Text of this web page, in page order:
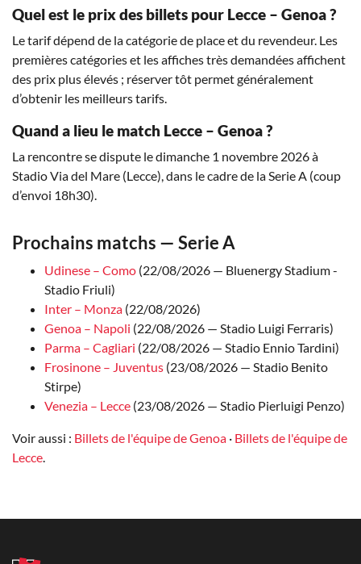
Quel est le prix des billets pour Lecce – Genoa ?
Le tarif dépend de la catégorie de place et du revendeur. Les
premières catégories et les affiches très demandées affichent
des prix plus élevés ; réserver tôt permet généralement
d’obtenir les meilleurs tarifs.
Quand a lieu le match Lecce – Genoa ?
La rencontre se dispute le dimanche 1 novembre 2026 à
Stadio Via del Mare (Lecce), dans le cadre de la Serie A (coup
d’envoi 18h30).
Prochains matchs — Serie A
Udinese – Como (22/08/2026 — Bluenergy Stadium -
Stadio Friuli)
Inter – Monza (22/08/2026)
Genoa – Napoli (22/08/2026 — Stadio Luigi Ferraris)
Parma – Cagliari (22/08/2026 — Stadio Ennio Tardini)
Frosinone – Juventus (23/08/2026 — Stadio Benito
Stirpe)
Venezia – Lecce (23/08/2026 — Stadio Pierluigi Penzo)
Voir aussi : Billets de l'équipe de Genoa · Billets de l'équipe de
Lecce.